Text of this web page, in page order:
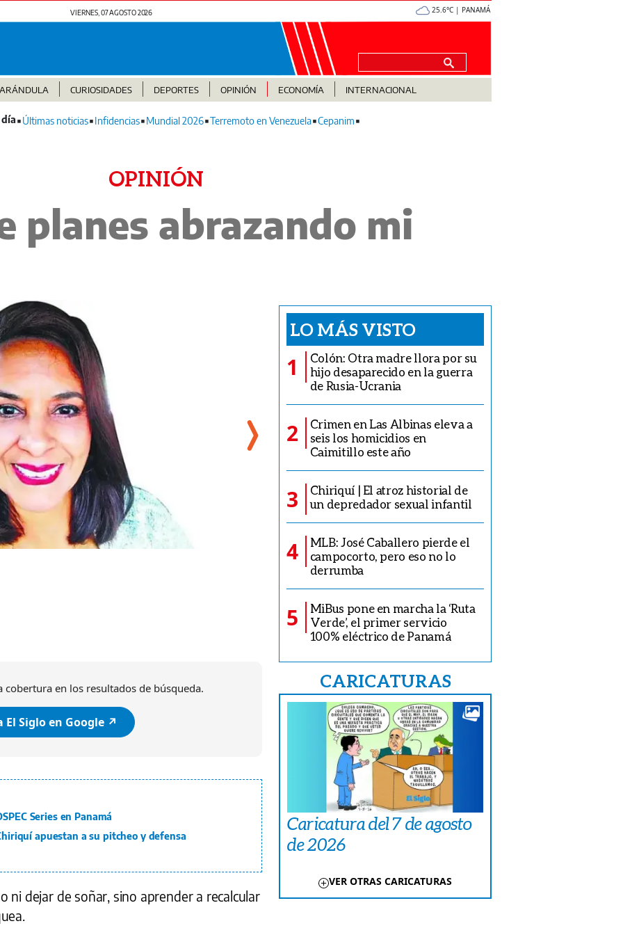
VIERNES, 07 AGOSTO 2026 25.6°C | PANAMÁ
CURIOSIDADES DEPORTES OPINIÓN ECONOMÍA INTERNACIONAL
Últimas noticias Infidencias Mundial 2026 Terremoto en Venezuela Cepanim
OPINIÓN
planes abrazando mi
cobertura en los resultados de búsqueda.
El Siglo en Google ↗️
Series en Panamá
apuestan a su pitcheo y defensa
ni dejar de soñar, sino aprender a recalcular
LO MÁS VISTO
1
Colón: Otra madre llora por su
hijo desaparecido en la guerra
de Rusia-Ucrania
2
Crimen en Las Albinas eleva a
seis los homicidios en
Caimitillo este año
3
Chiriquí | El atroz historial de
un depredador sexual infantil
4
MLB: José Caballero pierde el
campocorto, pero eso no lo
derrumba
5
MiBus pone en marcha la ‘Ruta
Verde’, el primer servicio
100% eléctrico de Panamá
CARICATURAS
Caricatura del 7 de agosto
de 2026
VER OTRAS CARICATURAS